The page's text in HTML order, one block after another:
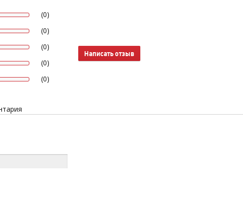
(0)
(0)
(0)
(0)
(0)
Написать отзыв